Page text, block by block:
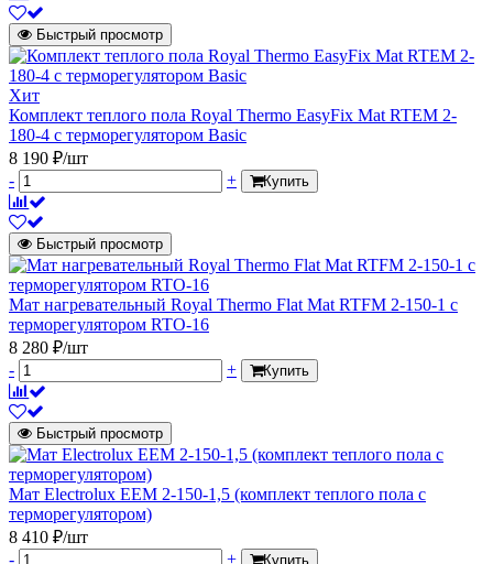
Быстрый просмотр
Хит
Комплект теплого пола Royal Thermo EasyFix Mat RTEM 2-
180-4 с терморегулятором Basic
8 190 ₽/шт
-
+ Купить
Быстрый просмотр
Мат нагревательный Royal Thermo Flat Mat RTFM 2-150-1 с
терморегулятором RTO-16
8 280 ₽/шт
-
+ Купить
Быстрый просмотр
Мат Electrolux EEM 2-150-1,5 (комплект теплого пола с
терморегулятором)
8 410 ₽/шт
-
+ Купить